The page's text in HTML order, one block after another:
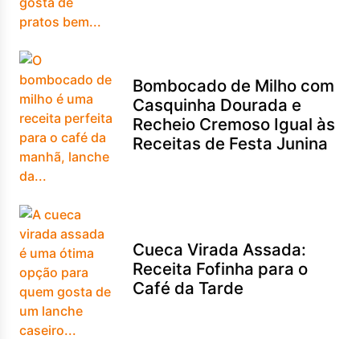
Bombocado de Milho com
Casquinha Dourada e
Recheio Cremoso Igual às
Receitas de Festa Junina
Cueca Virada Assada:
Receita Fofinha para o
Café da Tarde